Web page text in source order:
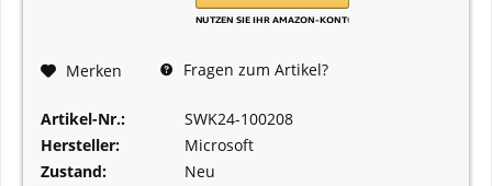
Merken Fragen zum Artikel?
Artikel-Nr.:
SWK24-100208
Hersteller:
Microsoft
Zustand:
Neu